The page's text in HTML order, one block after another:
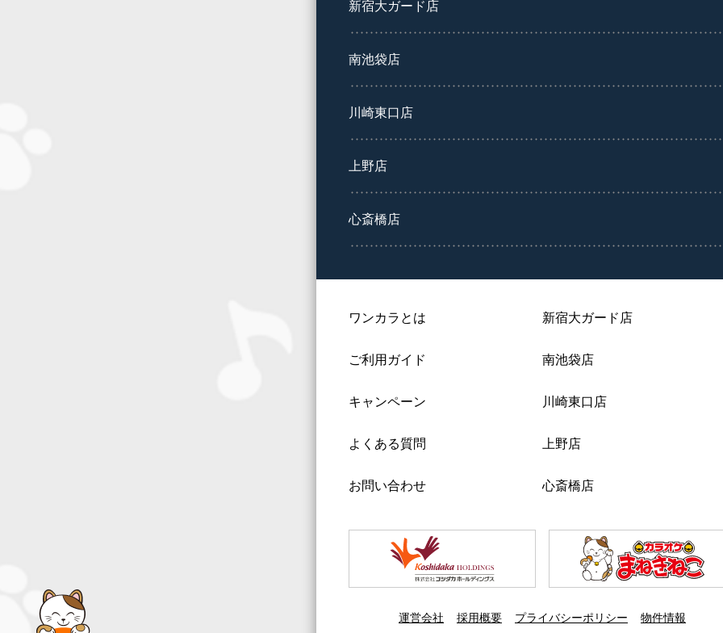
新宿大ガード店
南池袋店
川崎東口店
上野店
心斎橋店
ワンカラとは
ご利用ガイド
キャンペーン
よくある質問
お問い合わせ
新宿大ガード店
南池袋店
川崎東口店
上野店
心斎橋店
運営会社 採用概要 プライバシーポリシー 物件情報